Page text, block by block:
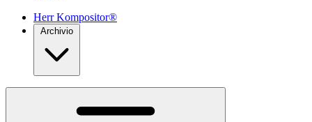
Herr Kompositor®
Archivio